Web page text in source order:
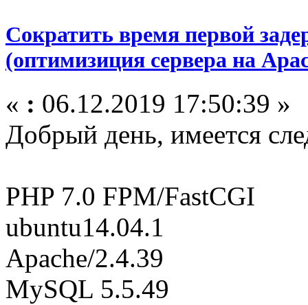
Сократить время первой
(оптимизиция сервера на
« : 06.12.2019 17:50:39 »
Добрый день, имеется
PHP 7.0 FPM/FastCGI
ubuntu14.04.1
Apache/2.4.39
MySQL 5.5.49